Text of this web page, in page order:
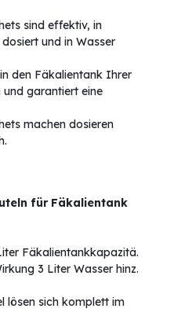
sind effektiv, in
und in Wasser
den Fäkalientank Ihrer
und garantiert eine
machen dosieren
für Fäkalientank
Fäkalientankkapazitä.
3 Liter Wasser hinz.
lösen sich komplett im